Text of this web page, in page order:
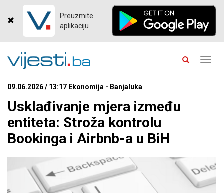
Preuzmite
aplikaciju
09.06.2026 / 13:17 Ekonomija - Banjaluka
Usklađivanje mjera između
entiteta: Stroža kontrolu
Bookinga i Airbnb-a u BiH